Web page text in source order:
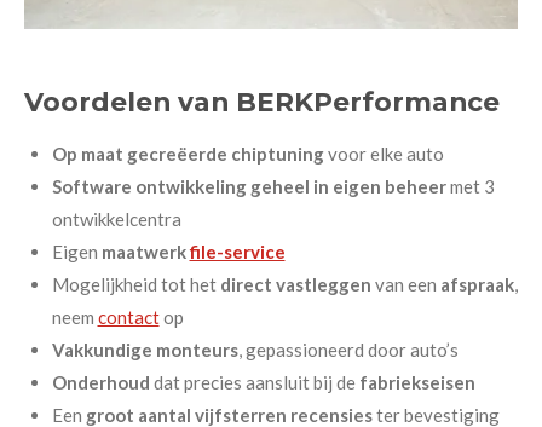
Voordelen van BERKPerformance
Op maat gecreëerde chiptuningvoor elke auto
Software ontwikkeling geheel in eigen beheermet 3
ontwikkelcentra
Eigen maatwerkfile-service
Mogelijkheid tot het direct vastleggen van een afspraak,
neem contactop
Vakkundige monteurs, gepassioneerd door auto’s
Onderhoud dat precies aansluit bij de fabriekseisen
Een groot aantal vijfsterren recensiester bevestiging